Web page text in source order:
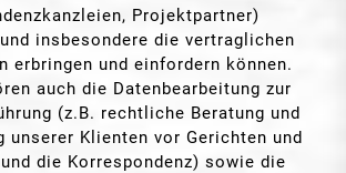
Projektpartner)
insbesondere die vertraglichen
erbringen und einfordern können.
auch die Datenbearbeitung zur
(z.B. rechtliche Beratung und
unserer Klienten vor Gerichten und
die Korrespondenz) sowie die